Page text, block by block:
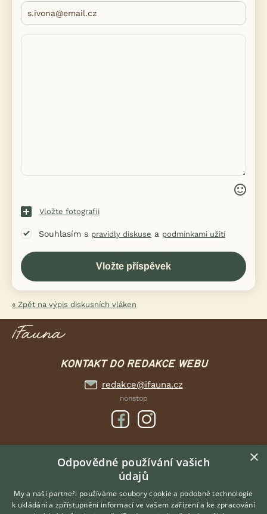
Vložte fotografii
Souhlasím s pravidly diskuse a podmínkami užití
« Zpět na výpis diskusních vláken
KONTAKT DO REDAKCE WEBU
redakce@ifauna.cz
nonstop
DOMOVSKÁ STRÁNKA
INZERCE
DISKUSE
ČLÁNKY
×
Odpovědné používání vašich
údajů
My a naši partneři používáme soubory cookie a podobné technologie
k ukládání a zpřístupnění informací ve vašem zařízení a ke zpracování